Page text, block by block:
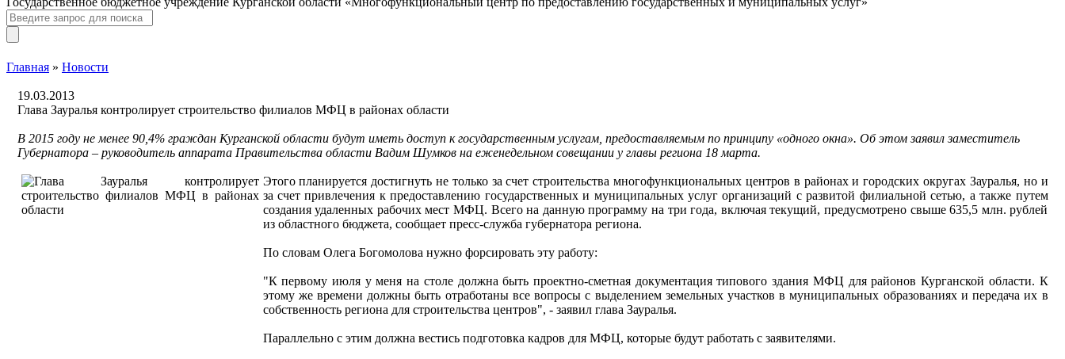
Главная » Новости
19.03.2013
Глава Зауралья контролирует строительство филиалов МФЦ в районах области
В 2015 году не менее 90,4% граждан Курганской области будут иметь доступ к государственным услугам, предоставляемым по принципу «одного окна». Об этом заявил заместитель
Губернатора – руководитель аппарата Правительства области Вадим Шумков на еженедельном совещании у главы региона 18 марта.
Этого планируется достигнуть не только за счет строительства многофункциональных центров в районах и городских округах Зауралья, но и
за счет привлечения к предоставлению государственных и муниципальных услуг организаций с развитой филиальной сетью, а также путем
создания удаленных рабочих мест МФЦ. Всего на данную программу на три года, включая текущий, предусмотрено свыше 635,5 млн. рублей
из областного бюджета, сообщает пресс-служба губернатора региона.
По словам Олега Богомолова нужно форсировать эту работу:
"К первому июля у меня на столе должна быть проектно-сметная документация типового здания МФЦ для районов Курганской области. К
этому же времени должны быть отработаны все вопросы с выделением земельных участков в муниципальных образованиях и передача их в
собственность региона для строительства центров", - заявил глава Зауралья.
Параллельно с этим должна вестись подготовка кадров для МФЦ, которые будут работать с заявителями.